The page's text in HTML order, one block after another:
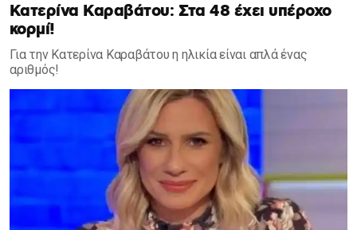
Κατερίνα Καραβάτου: Στα 48 έχει υπέροχο
κορμί!
Για την Κατερίνα Καραβάτου η ηλικία είναι απλά ένας
αριθμός!